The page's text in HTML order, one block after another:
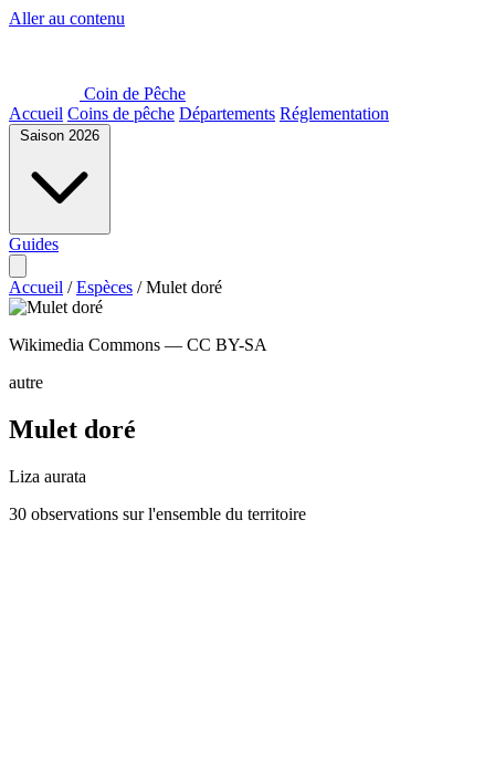
Aller au contenu
Coin de Pêche
Accueil Coins de pêche Départements Réglementation
Saison 2026
Guides
Accueil / Espèces / Mulet doré
Wikimedia Commons — CC BY-SA
autre
Mulet doré
Liza aurata
30 observations sur l'ensemble du territoire